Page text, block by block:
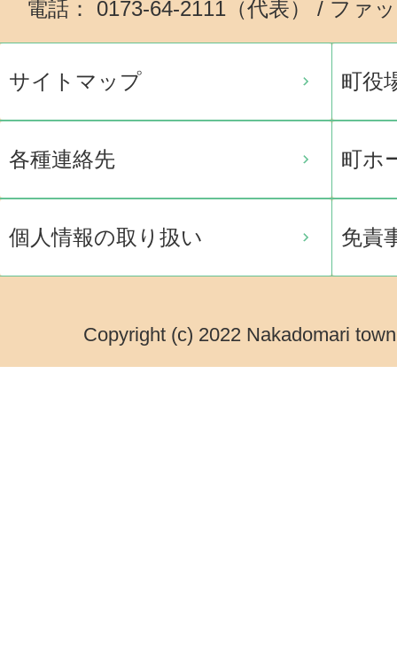
電話： 0173-64-2111（代表） / ファ
サイトマップ 町役
各種連絡先 町ホ
個人情報の取り扱い 免責
Copyright (c) 2022 Nakadomari